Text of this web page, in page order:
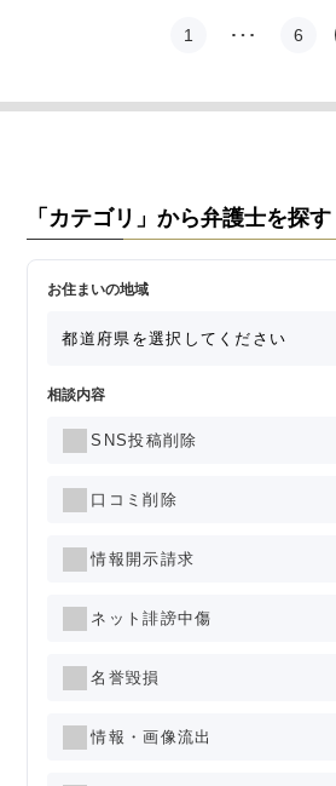
1 … 6
「カテゴリ」から弁護士を探す
お住まいの地域
相談内容
SNS投稿削除
口コミ削除
情報開示請求
ネット誹謗中傷
名誉毀損
情報・画像流出